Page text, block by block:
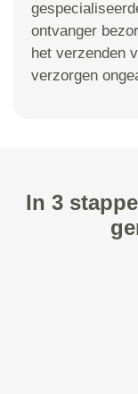
ontvanger
het verzenden
verzorgen
In 3